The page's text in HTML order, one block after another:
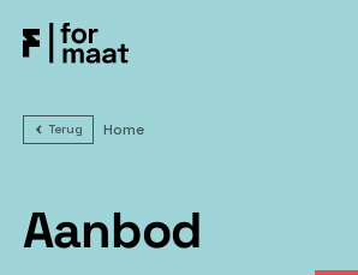
Terug Home
Aanbod